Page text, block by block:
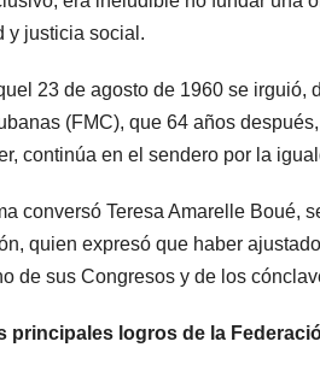
y justicia social.
23 de agosto de 1960 se
(FMC), que 64 años
continúa en el sendero por la
conversó Teresa Amarelle Boué,
quien expresó que haber
de sus Congresos y de los
principales logros de la